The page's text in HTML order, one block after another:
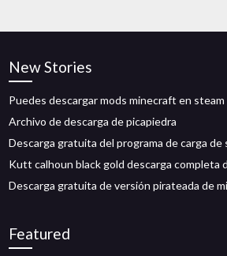
New Stories
Puedes descargar mods minecraft en steam
Archivo de descarga de picapiedra
Descarga gratuita del programa de carga de
Kutt calhoun black gold descarga completa
Descarga gratuita de versión pirateada de
Featured